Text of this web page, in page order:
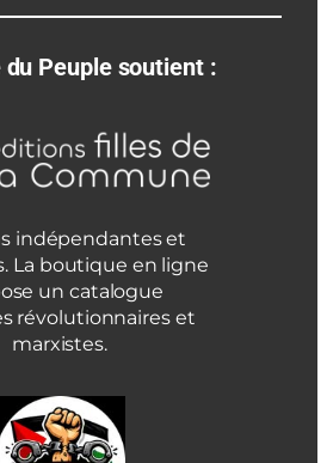
du Peuple soutient :
indépendantes et
La boutique en ligne
un catalogue
révolutionnaires et
marxistes.